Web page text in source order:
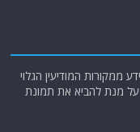
ממקורות המודיעין הגלוי
על מנת להביא את תמונת